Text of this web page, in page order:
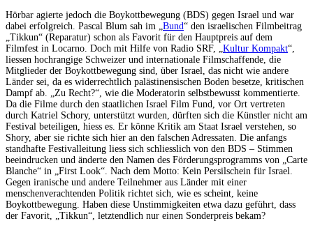
Hörbar agierte jedoch die Boykottbewegung (BDS) gegen Israel und war
dabei erfolgreich. Pascal Blum sah im „ Bund“ den israelischen Filmbeitrag
„Tikkun“ (Reparatur) schon als Favorit für den Hauptpreis auf dem
Filmfest in Locarno. Doch mit Hilfe von Radio SRF, „ Kultur Kompakt“,
liessen hochrangige Schweizer und internationale Filmschaffende, die
Mitglieder der Boykottbewegung sind, über Israel, das nicht wie andere
Länder sei, da es widerrechtlich palästinensischen Boden besetze, kritischen
Dampf ab. „Zu Recht?“, wie die Moderatorin selbstbewusst kommentierte.
Da die Filme durch den staatlichen Israel Film Fund, vor Ort vertreten
durch Katriel Schory, unterstützt wurden, dürften sich die Künstler nicht am
Festival beteiligen, hiess es. Er könne Kritik am Staat Israel verstehen, so
Shory, aber sie richte sich hier an den falschen Adressaten. Die anfangs
standhafte Festivalleitung liess sich schliesslich von den BDS – Stimmen
beeindrucken und änderte den Namen des Förderungsprogramms von „Carte
Blanche“ in „First Look“. Nach dem Motto: Kein Persilschein für Israel.
Gegen iranische und andere Teilnehmer aus Länder mit einer
menschenverachtenden Politik richtet sich, wie es scheint, keine
Boykottbewegung. Haben diese Unstimmigkeiten etwa dazu geführt, dass
der Favorit, „Tikkun“, letztendlich nur einen Sonderpreis bekam?